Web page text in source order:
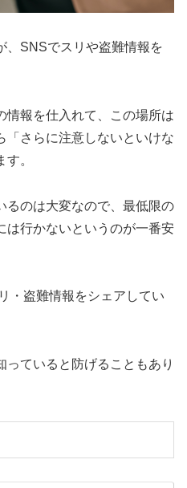
、SNSでスリや盗難情報を
情報を仕入れて、この場所は
「さらに注意しないといけな
。
るのは大変なので、最低限の
は行かないというのが一番安
・盗難情報をシェアしてい
っていると防げることもあり